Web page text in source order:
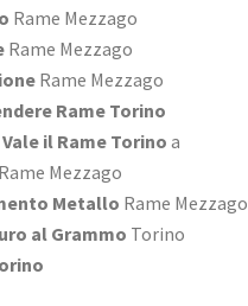
Rame Mezzago
Rame Mezzago
Rame Mezzago
Rame Torino
il Rame Torino a
Rame Mezzago
Metallo Rame Mezzago
al Grammo Torino